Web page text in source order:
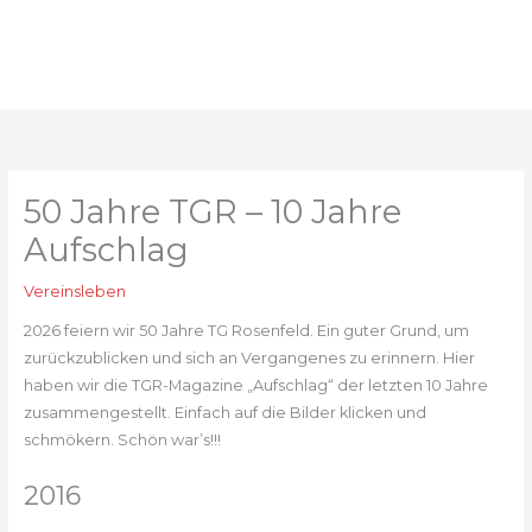
50 Jahre TGR – 10 Jahre
Aufschlag
Vereinsleben
2026 feiern wir 50 Jahre TG Rosenfeld. Ein guter Grund, um
zurückzublicken und sich an Vergangenes zu erinnern. Hier
haben wir die TGR-Magazine „Aufschlag“ der letzten 10 Jahre
zusammengestellt. Einfach auf die Bilder klicken und
schmökern. Schön war’s!!!
2016